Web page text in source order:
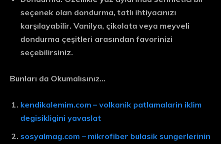
seçenek olan dondurma, tatlı ihtiyacınızı
karşılayabilir. Vanilya, çikolata veya meyveli
dondurma çeşitleri arasından favorinizi
seçebilirsiniz.
Bunları da Okumalısınız…
kendikalemim.com – volkanik patlamalarin iklim
degisikligini yavaslat
sosyalmag.com – mikrofiber bulasik sungerlerinin